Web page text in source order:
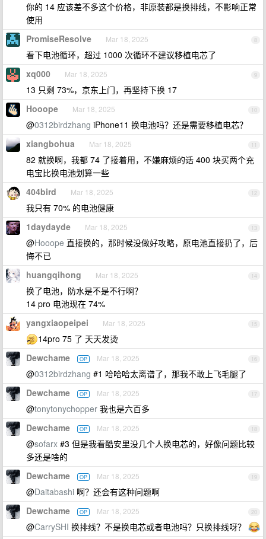
你的 14 应该差不多这个价格，非原装都是换排线，不影响正常
使用
8
PromiseResolve Mar 18, 2025
看下电池循环，超过 1000 次循环不建议移植电芯了
9
xq000 Mar 18, 2025
13 只剩 73%，京东上门，再坚持下换 17
10
Hooope Mar 18, 2025
@0312birdzhang iPhone11 换电池吗？还是需要移植电芯？
11
xiangbohua Mar 18, 2025
82 就换啊，我都 74 了接着用，不嫌麻烦的话 400 块买两个充
电宝比换电池划算一些
12
404bird Mar 18, 2025
我只有 70% 的电池健康
13
1daydayde Mar 18, 2025
@Hooope 直接换的，那时候没做好攻略，原电池直接扔了，后
悔不已
14
huangqihong Mar 18, 2025
换了电池，防水是不是不行啊？
14 pro 电池现在 74%
15
yangxiaopeipei Mar 18, 2025
14pro 75 了 天天发烫
16
Dewchame OP Mar 18, 2025
@0312birdzhang #1 哈哈哈太离谱了，那我不敢上飞毛腿了
17
Dewchame OP Mar 18, 2025
@tonytonychopper 我也是六百多
18
Dewchame OP Mar 18, 2025
@sofarx #3 但是我看酷安里没几个人换电芯的，好像问题比较
多还是啥的
19
Dewchame OP Mar 18, 2025
@Daitabashi 啊？还会有这种问题啊
20
Dewchame OP Mar 18, 2025
@CarrySHI 换排线？不是换电芯或者电池吗？只换排线呀？